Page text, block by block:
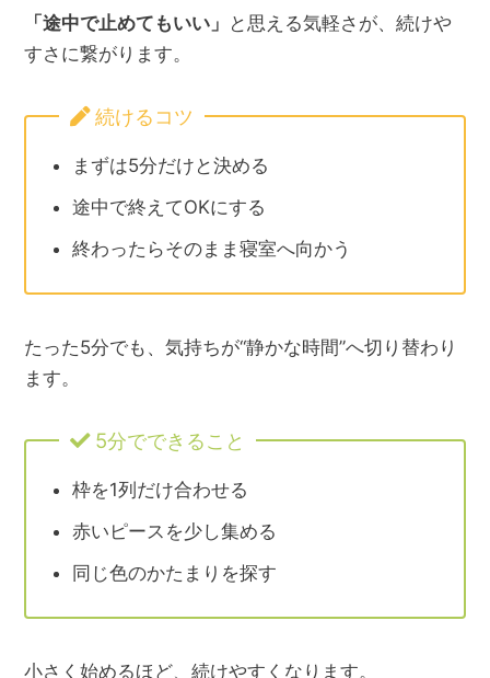
「途中で止めてもいい」 と思える気軽さが、続けや
すさに繋がります。
続けるコツ
まずは5分だけと決める
途中で終えてOKにする
終わったらそのまま寝室へ向かう
たった5分でも、気持ちが“静かな時間”へ切り替わり
ます。
5分でできること
枠を1列だけ合わせる
赤いピースを少し集める
同じ色のかたまりを探す
小さく始めるほど、続けやすくなります。